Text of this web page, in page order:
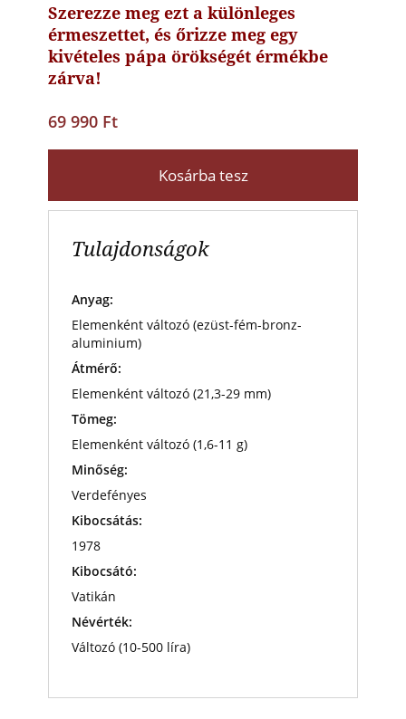
Szerezze meg ezt a különleges
érmeszettet, és őrizze meg egy
kivételes pápa örökségét érmékbe
zárva!
69 990 Ft
Kosárba tesz
Tulajdonságok
Anyag:
Elemenként változó (ezüst-fém-bronz-
aluminium)
Átmérő:
Elemenként változó (21,3-29 mm)
Tömeg:
Elemenként változó (1,6-11 g)
Minőség:
Verdefényes
Kibocsátás:
1978
Kibocsátó:
Vatikán
Névérték:
Változó (10-500 líra)